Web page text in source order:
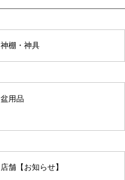
神棚・神具
盆用品
店舗【お知らせ】